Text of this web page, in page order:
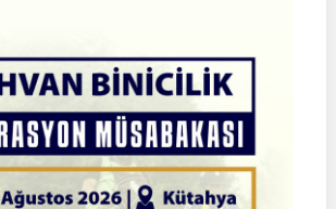
Türkiye
Şampiyonası
Yarı
Final